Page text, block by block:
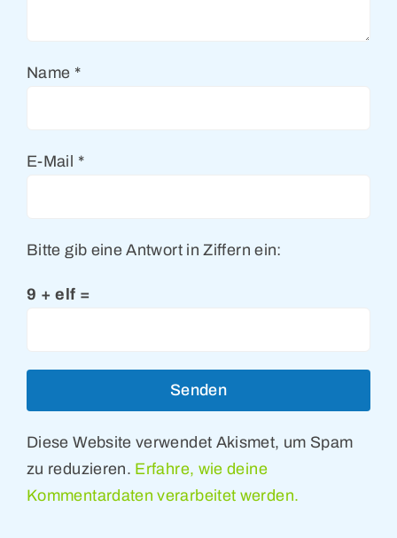
Name *
E-Mail *
Bitte gib eine Antwort in Ziffern ein:
9 + elf =
Diese Website verwendet Akismet, um Spam
zu reduzieren. Erfahre, wie deine
Kommentardaten verarbeitet werden.